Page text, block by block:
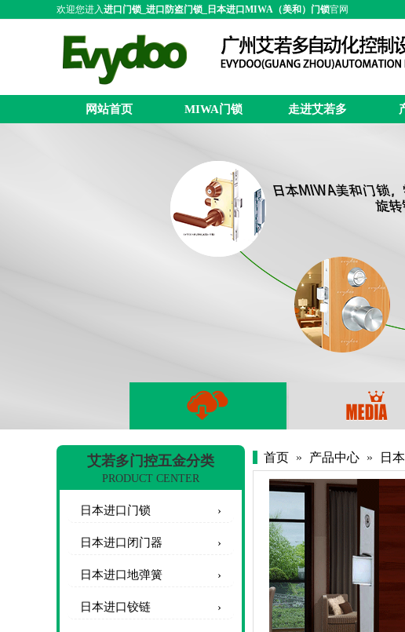
欢迎您进入进口门锁_进口防盗门锁_日本进口MIWA（美和）门锁官网
网站首页 MIWA门锁 走进艾若多
艾若多门控五金分类
PRODUCT CENTER
日本进口门锁
日本进口闭门器
日本进口地弹簧
日本进口铰链
首页 » 产品中心 » 日